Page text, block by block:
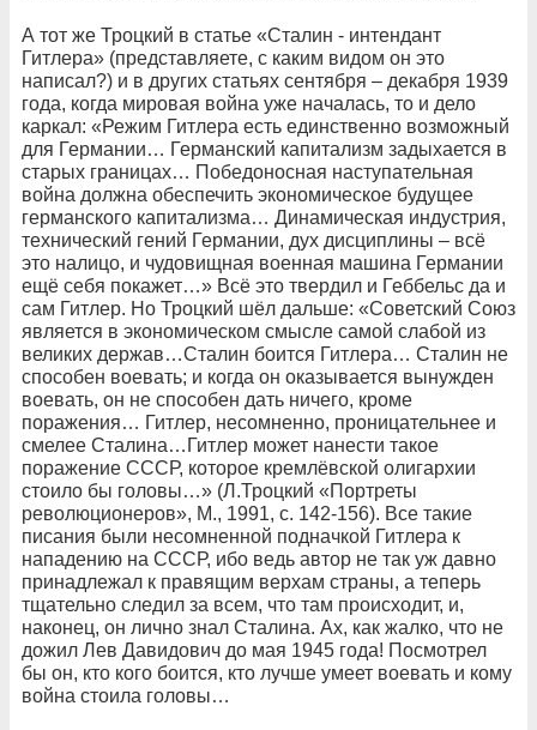
А тот же Троцкий в статье «Сталин - интендант
Гитлера» (представляете, с каким видом он это
написал?) и в других статьях сентября – декабря 1939
года, когда мировая война уже началась, то и дело
каркал: «Режим Гитлера есть единственно возможный
для Германии… Германский капитализм задыхается в
старых границах… Победоносная наступательная
война должна обеспечить экономическое будущее
германского капитализма… Динамическая индустрия,
технический гений Германии, дух дисциплины – всё
это налицо, и чудовищная военная машина Германии
ещё себя покажет…» Всё это твердил и Геббельс да и
сам Гитлер. Но Троцкий шёл дальше: «Советский Союз
является в экономическом смысле самой слабой из
великих держав…Сталин боится Гитлера… Сталин не
способен воевать; и когда он оказывается вынужден
воевать, он не способен дать ничего, кроме
поражения… Гитлер, несомненно, проницательнее и
смелее Сталина…Гитлер может нанести такое
поражение СССР, которое кремлёвской олигархии
стоило бы головы…» (Л.Троцкий «Портреты
революционеров», М., 1991, с. 142-156). Все такие
писания были несомненной подначкой Гитлера к
нападению на СССР, ибо ведь автор не так уж давно
принадлежал к правящим верхам страны, а теперь
тщательно следил за всем, что там происходит, и,
наконец, он лично знал Сталина. Ах, как жалко, что не
дожил Лев Давидович до мая 1945 года! Посмотрел
бы он, кто кого боится, кто лучше умеет воевать и кому
война стоила головы…